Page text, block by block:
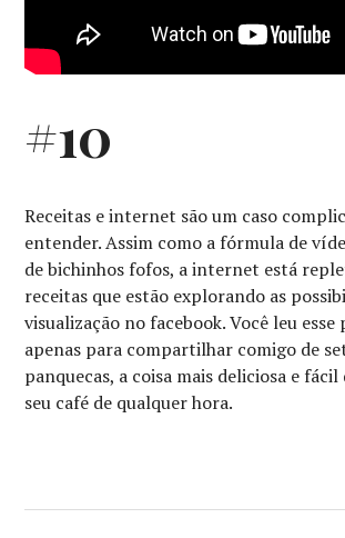
#10
Receitas e internet são um caso
entender. Assim como a fórmula de
de bichinhos fofos, a internet está
receitas que estão explorando as
visualização no facebook. Você leu
apenas para compartilhar comigo de
panquecas, a coisa mais deliciosa e
seu café de qualquer hora.